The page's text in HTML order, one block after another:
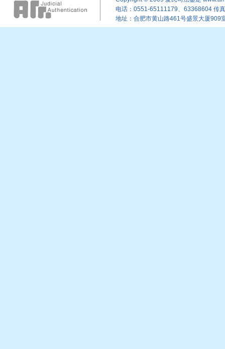
电话：0551-65111179、63368604 传
地址：合肥市黄山路461号盛景大厦909